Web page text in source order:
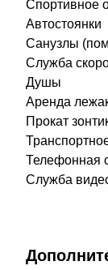
Спортивное
Автостоянки
Санузлы
Служба
Душы
Аренда
Прокат
Телефонная
Служба